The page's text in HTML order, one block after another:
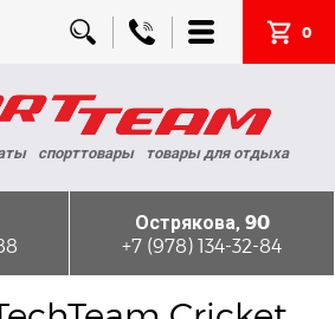
0
спорттовары товары для отдыха
Острякова, 90
+7 (978) 134-32-84